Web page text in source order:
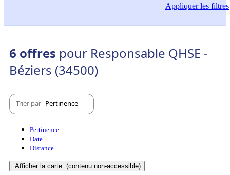
Appliquerles filtres
6 offres pour Responsable QHSE -
Béziers (34500)
Trier par Pertinence
Pertinence
Date
Distance
Afficher la carte (contenu non-accessible)